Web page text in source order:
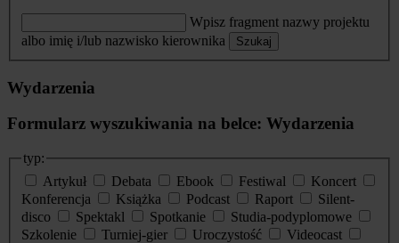
Wpisz fragment nazwy projektu
albo imię i/lub nazwisko kierownika
Szukaj
Wydarzenia
Formularz wyszukiwania na belce: Wydarzenia
typ:
Artykuł
Debata Ebook Festiwal
Koncert
Konferencja
Książka Podcast Raport
Silent-
disco
Spektakl Spotkanie
Studia-podyplomowe
Szkolenie
Turniej-gier Uroczystość
Videocast